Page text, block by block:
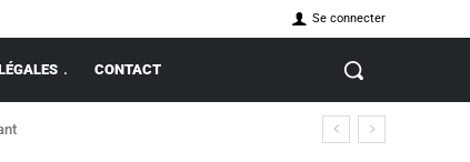
Se connecter
CONTACT